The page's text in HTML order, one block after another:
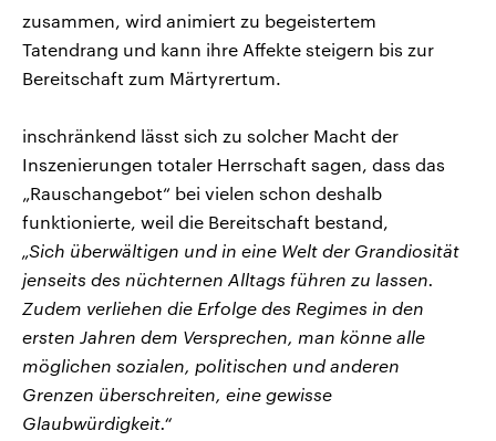
zusammen, wird animiert zu begeistertem
Tatendrang und kann ihre Affekte steigern bis zur
Bereitschaft zum Märtyrertum.
inschränkend lässt sich zu solcher Macht der
Inszenierungen totaler Herrschaft sagen, dass das
„Rauschangebot“ bei vielen schon deshalb
funktionierte, weil die Bereitschaft bestand,
„Sich überwältigen und in eine Welt der Grandiosität
jenseits des nüchternen Alltags führen zu lassen.
Zudem verliehen die Erfolge des Regimes in den
ersten Jahren dem Versprechen, man könne alle
möglichen sozialen, politischen und anderen
Grenzen überschreiten, eine gewisse
Glaubwürdigkeit.“